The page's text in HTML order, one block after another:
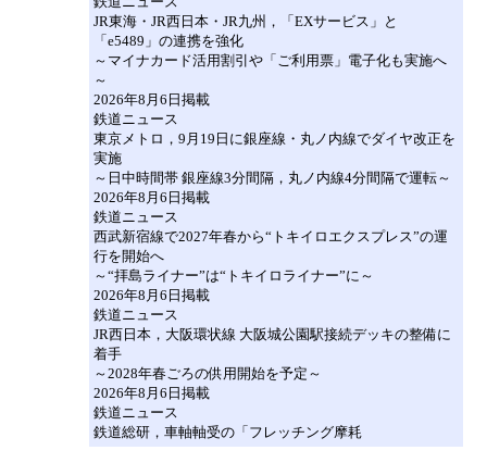
JR東海・JR西日本・JR九州，「EXサービス」と
「e5489」の連携を強化
～マイナカード活用割引や「ご利用票」電子化も実施へ
～
2026年8月6日掲載
鉄道ニュース
東京メトロ，9月19日に銀座線・丸ノ内線でダイヤ改正を
実施
～日中時間帯 銀座線3分間隔，丸ノ内線4分間隔で運転～
2026年8月6日掲載
鉄道ニュース
西武新宿線で2027年春から“トキイロエクスプレス”の運
行を開始へ
～“拝島ライナー”は“トキイロライナー”に～
2026年8月6日掲載
鉄道ニュース
JR西日本，大阪環状線 大阪城公園駅接続デッキの整備に
着手
～2028年春ごろの供用開始を予定～
2026年8月6日掲載
鉄道ニュース
鉄道総研，車軸軸受の「フレッチング摩耗